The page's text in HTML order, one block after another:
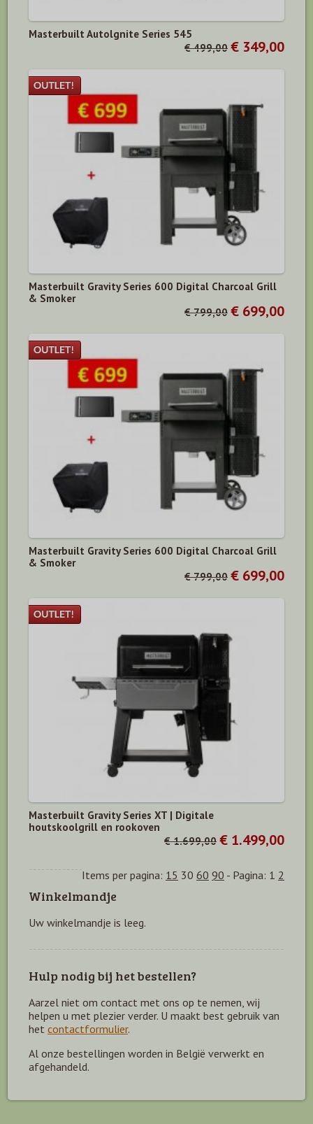
Masterbuilt Autolgnite Series 545
€ 499,00 € 349,00
Masterbuilt Gravity Series 600 Digital Charcoal Grill
& Smoker
€ 799,00 € 699,00
Masterbuilt Gravity Series 600 Digital Charcoal Grill
& Smoker
€ 799,00 € 699,00
Masterbuilt Gravity Series XT | Digitale
houtskoolgrill en rookoven
€ 1.699,00 € 1.499,00
Items per pagina: 15 30 60 90 - Pagina: 1 2
Winkelmandje
Uw winkelmandje is leeg.
Hulp nodig bij het bestellen?
Aarzel niet om contact met ons op te nemen, wij
helpen u met plezier verder. U maakt best gebruik van
het contactformulier.
Al onze bestellingen worden in België verwerkt en
afgehandeld.